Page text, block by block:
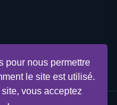
pour nous permettre
le site est utilisé.
vous acceptez